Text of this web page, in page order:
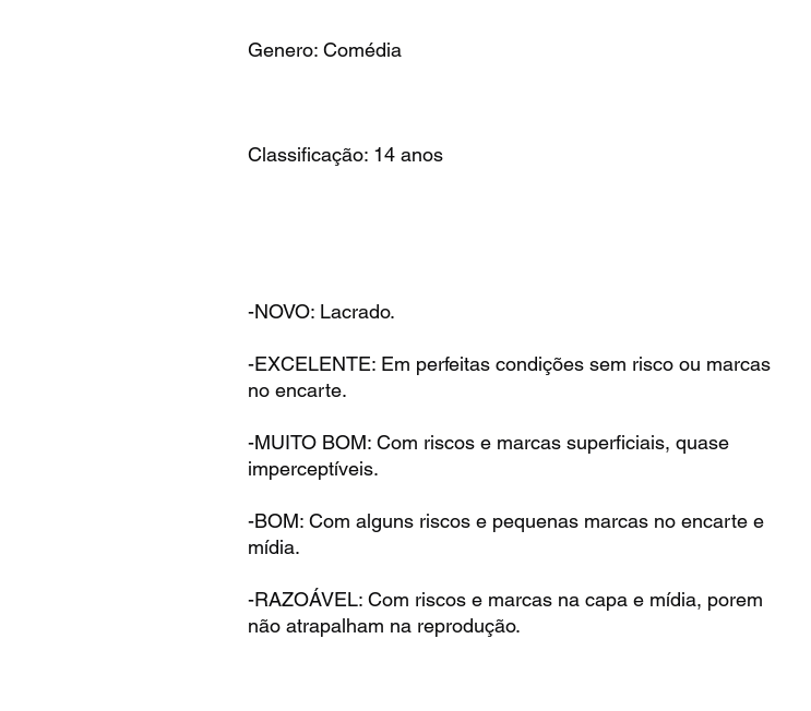
Genero: Comédia
Classificação: 14 anos
-NOVO: Lacrado.
-EXCELENTE: Em perfeitas condições sem risco ou marcas
no encarte.
-MUITO BOM: Com riscos e marcas superficiais, quase
imperceptíveis.
-BOM: Com alguns riscos e pequenas marcas no encarte e
mídia.
-RAZOÁVEL: Com riscos e marcas na capa e mídia, porem
não atrapalham na reprodução.